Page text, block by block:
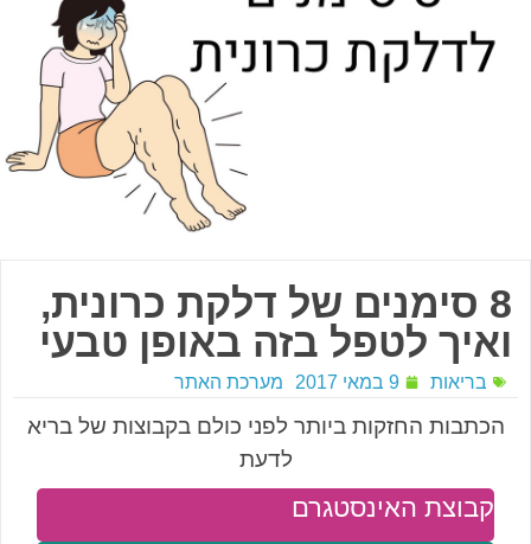
8 סימנים של דלקת כרונית,
ואיך לטפל בזה באופן טבעי
בריאות 9 במאי 2017 מערכת האתר
הכתבות החזקות ביותר לפני כולם בקבוצות של בריא
לדעת
קבוצת האינסטגרם